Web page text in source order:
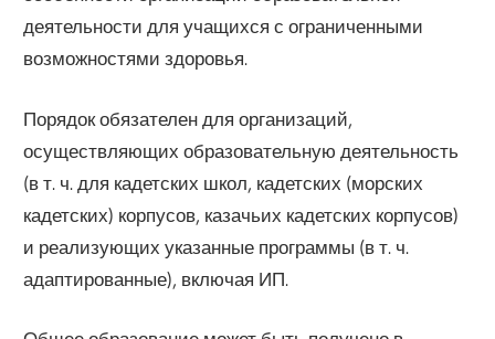
деятельности для учащихся с ограниченными
возможностями здоровья.
Порядок обязателен для организаций,
осуществляющих образовательную деятельность
(в т. ч. для кадетских школ, кадетских (морских
кадетских) корпусов, казачьих кадетских корпусов)
и реализующих указанные программы (в т. ч.
адаптированные), включая ИП.